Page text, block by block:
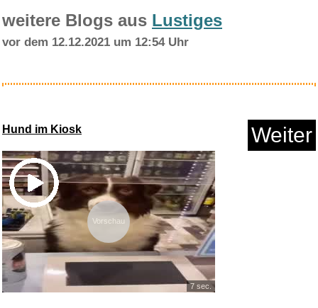
weitere Blogs aus Lustiges
vor dem 12.12.2021 um 12:54 Uhr
Hund im Kiosk Weiter
Vorschau
7 sec.